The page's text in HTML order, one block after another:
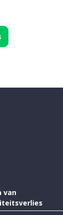
van